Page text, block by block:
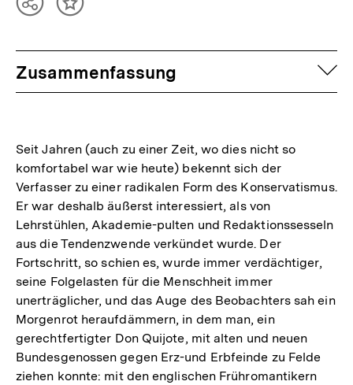
TeilenInhalt
Zusammenfassung
Seit Jahren (auch zu einer Zeit, wo dies nicht so
komfortabel war wie heute) bekennt sich der
Verfasser zu einer radikalen Form des Konservatismus.
Er war deshalb äußerst interessiert, als von
Lehrstühlen, Akademie-pulten und Redaktionssesseln
aus die Tendenzwende verkündet wurde. Der
Fortschritt, so schien es, wurde immer verdächtiger,
seine Folgelasten für die Menschheit immer
unerträglicher, und das Auge des Beobachters sah ein
Morgenrot heraufdämmern, in dem man, ein
gerechtfertigter Don Quijote, mit alten und neuen
Bundesgenossen gegen Erz-und Erbfeinde zu Felde
ziehen konnte: mit den englischen Frühromantikern